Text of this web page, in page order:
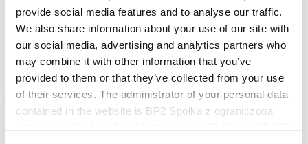
provide social media features and to analyse our traffic.
We also share information about your use of our site with
our social media, advertising and analytics partners who
may combine it with other information that you’ve
provided to them or that they’ve collected from your use
of their services. The administrator of your personal data
contained in the website is BP2 Spółka z ograniczoną
eProfil
Startseite